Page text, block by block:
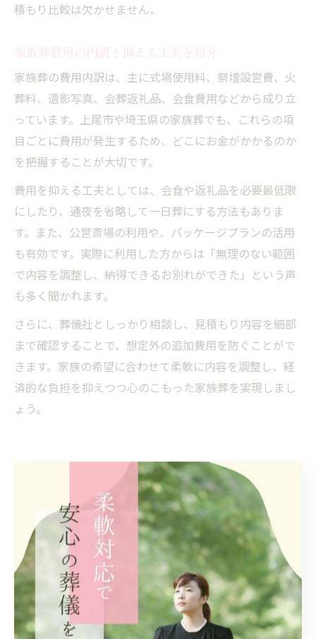
積もり比較は欠かせません。
家族葬の費用内訳は、主に式場使用料、祭壇設営費、火
葬料、遺影写真、会葬返礼品、会食費用などから成り立
っています。上尾市や埼玉県の家族葬でも、これらの項
目ごとに費用が発生するため、どこにお金がかかるのか
を把握することが大切です。
費用を抑える工夫としては、会食や返礼品を必要最低限
にしたり、通夜を省略して一日葬にする方法もありま
す。また、公営斎場の利用や、パッケージプランの活用
も有効です。実際に利用した方からは「無理のない範囲
で内容を調整し、納得できるお別れができた」という声
も多く聞かれます。
さらに、葬儀社としっかり相談し、見積もり内容を細部
まで確認することで、想定外の追加費用を防ぐことがで
きます。家族の希望に合わせて柔軟に内容を調整し、経
済的な負担を抑えつつ心のこもった家族葬を実現しまし
ょう。
公営斎場利用で節約する家族葬の工夫
家族葬の公営斎場活用で費用を節約
家族葬を執り行う際、費用を抑えるためには公営斎場の
活用が非常に有効です。埼玉県上尾市平塚周辺でも公営
斎場は利用しやすく、民間式場と比べて使用料が安価な
点が大きな特徴です。経済的負担を軽減しつつ、落ち着
いた環境でお別れの時間を持てるため、ご遺族様からも